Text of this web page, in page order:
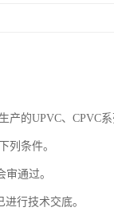
产的UPVC、CPVC
列条件。
通过。
行技术交底。